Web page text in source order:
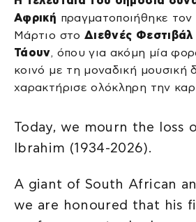
Αφρική πραγματοποιήθηκε
Μάρτιο στο Διεθνές
Τάουν, όπου για ακόμη μία
κοινό με τη μοναδική μουσική
χαρακτήρισε ολόκληρη την
Today, we mourn the loss
Ibrahim (1934-2026).
A giant of South African
we are honoured that his